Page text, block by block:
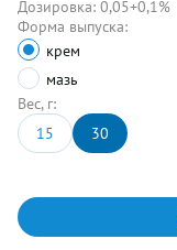
Дозировка: 0,05+0,1%
Форма выпуска:
крем
мазь
Вес, г:
15
30